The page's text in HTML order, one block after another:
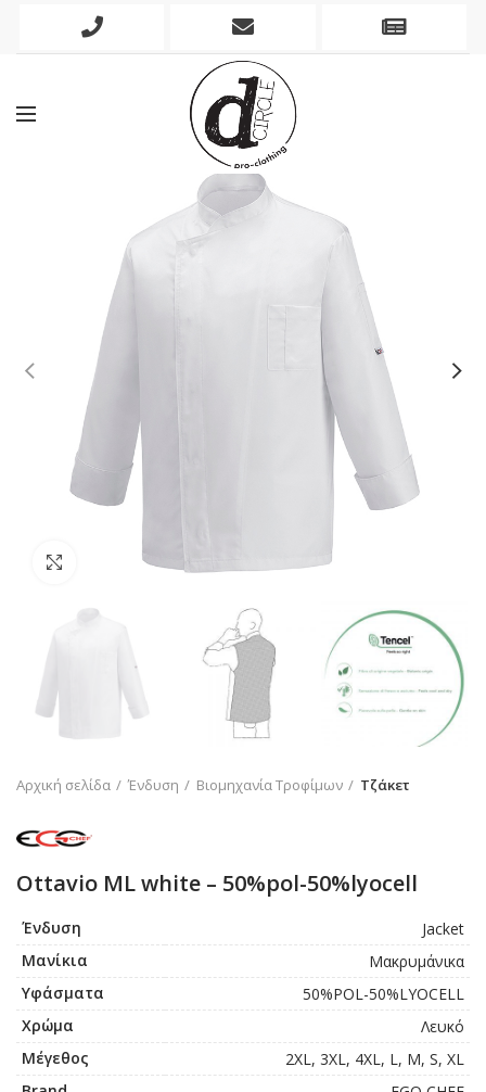
Phone
Mobile
Click to enlarge
Αρχική σελίδα Ένδυση Βιομηχανία Τροφίμων Τζάκετ
Ottavio ML white – 50%pol-50%lyocell
Ένδυση
Jacket
Μανίκια
Μακρυμάνικα
Υφάσματα
50%POL-50%LYOCELL
Χρώμα
Λευκό
Μέγεθος
2XL, 3XL, 4XL, L, M, S, XL